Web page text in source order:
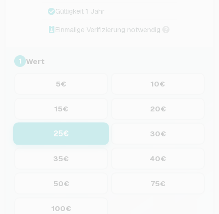
Gültigkeit 1 Jahr
Einmalige Verifizierung notwendig
1 Wert
5€ 10€
15€ 20€
25€ 30€
35€ 40€
50€ 75€
100€